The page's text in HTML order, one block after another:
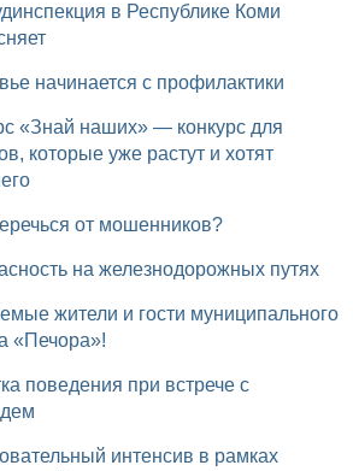
начинается с профилактики
которые уже растут и хотят
от мошенников?
на железнодорожных путях
«Печора»!